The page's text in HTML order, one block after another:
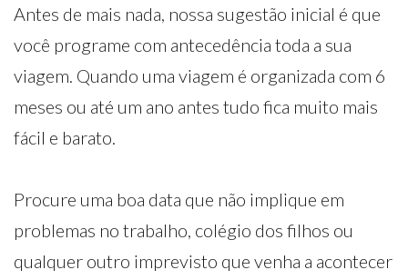
Antes de mais nada, nossa sugestão inicial é que
você programe com antecedência toda a sua
viagem. Quando uma viagem é organizada com 6
meses ou até um ano antes tudo fica muito mais
fácil e barato.
Procure uma boa data que não implique em
problemas no trabalho, colégio dos filhos ou
qualquer outro imprevisto que venha a acontecer